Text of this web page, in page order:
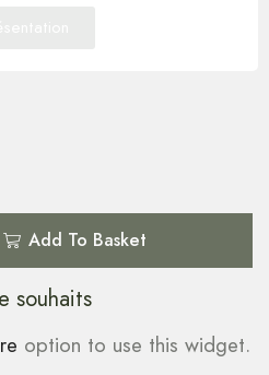
Add To Basket
souhaits
option to use this widget.